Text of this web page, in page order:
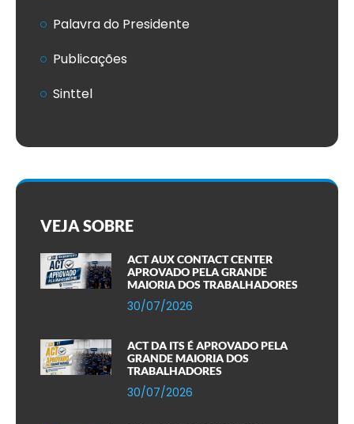
Palavra do Presidente
Publicações
Sinttel
VEJA SOBRE
ACT AUX CONTACT CENTER
APROVADO PELA GRANDE
MAIORIA DOS TRABALHADORES
30/07/2026
ACT DA ITS É APROVADO PELA
GRANDE MAIORIA DOS
TRABALHADORES
30/07/2026